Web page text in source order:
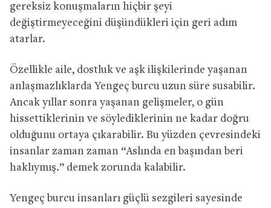
gereksiz konuşmaların hiçbir şeyi
değiştirmeyeceğini düşündükleri için geri adım
atarlar.
Özellikle aile, dostluk ve aşk ilişkilerinde yaşanan
anlaşmazlıklarda Yengeç burcu uzun süre susabilir.
Ancak yıllar sonra yaşanan gelişmeler, o gün
hissettiklerinin ve söylediklerinin ne kadar doğru
olduğunu ortaya çıkarabilir. Bu yüzden çevresindeki
insanlar zaman zaman “Aslında en başından beri
haklıymış.” demek zorunda kalabilir.
Yengeç burcu insanları güçlü sezgileri sayesinde